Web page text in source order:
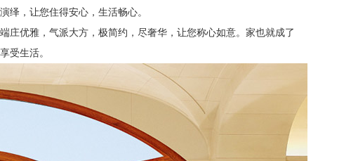
绎，让您住得安心，生活畅心。
庄优雅，气派大方，极简约，尽奢华，让您称心如意。家也就成了
受生活。